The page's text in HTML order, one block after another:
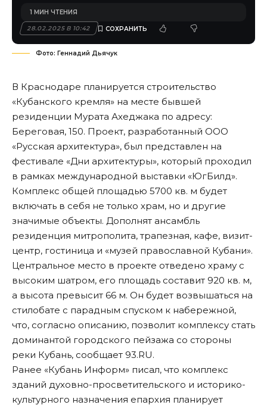
28.02.2025 В 10:42
1 МИН ЧТЕНИЯ
Фото: Геннадий Дьячук
В Краснодаре планируется строительство
«Кубанского кремля» на месте бывшей
резиденции Мурата Ахеджака по адресу:
Береговая, 150. Проект, разработанный ООО
«Русская архитектура», был представлен на
фестивале «Дни архитектуры», который проходил
в рамках международной выставки «ЮгБилд».
Комплекс общей площадью 5700 кв. м будет
включать в себя не только храм, но и другие
значимые объекты. Дополнят ансамбль
резиденция митрополита, трапезная, кафе, визит-
центр, гостиница и «музей православной Кубани».
Центральное место в проекте отведено храму с
высоким шатром, его площадь составит 920 кв. м,
а высота превысит 66 м. Он будет возвышаться на
стилобате с парадным спуском к набережной,
что, согласно описанию, позволит комплексу стать
доминантой городского пейзажа со стороны
реки Кубань, сообщает 93.RU.
Ранее «Кубань Информ» писал, что комплекс
зданий духовно-просветительского и историко-
культурного назначения епархия планирует